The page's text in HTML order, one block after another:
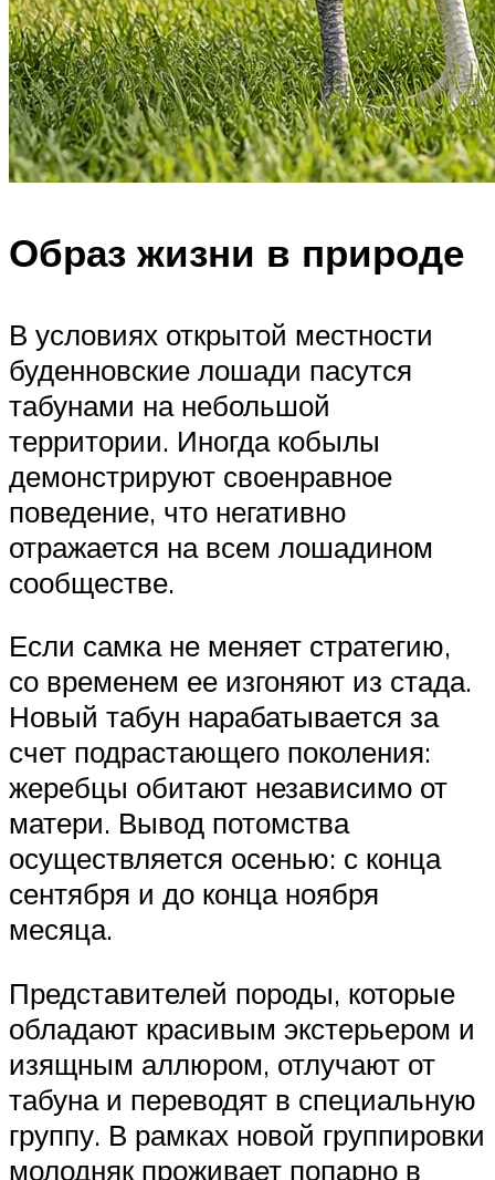
Образ жизни в природе
В условиях открытой местности
буденновские лошади пасутся
табунами на небольшой
территории. Иногда кобылы
демонстрируют своенравное
поведение, что негативно
отражается на всем лошадином
сообществе.
Если самка не меняет стратегию,
со временем ее изгоняют из стада.
Новый табун нарабатывается за
счет подрастающего поколения:
жеребцы обитают независимо от
матери. Вывод потомства
осуществляется осенью: с конца
сентября и до конца ноября
месяца.
Представителей породы, которые
обладают красивым экстерьером и
изящным аллюром, отлучают от
табуна и переводят в специальную
группу. В рамках новой группировки
молодняк проживает попарно в